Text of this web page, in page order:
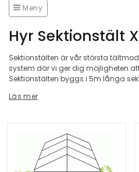
Meny
Hyr Sektionstält
Sektionstälten är vår största
system där vi ger dig möjligheten
Sektionstälten byggs i 5m långa
nedan visar vi bara några varianter
Läs mer